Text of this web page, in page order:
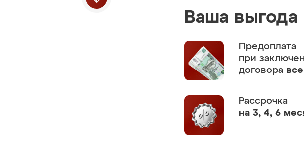
Ваша выгода
Предоплата
при
договора
Рассрочка
на 3, 4, 6